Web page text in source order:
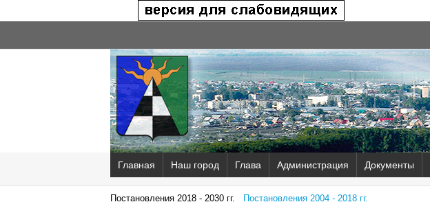
Главная Наш город Глава Администрация Документы
Постановления 2018 - 2030 гг.
Постановления 2004 - 2018 гг.